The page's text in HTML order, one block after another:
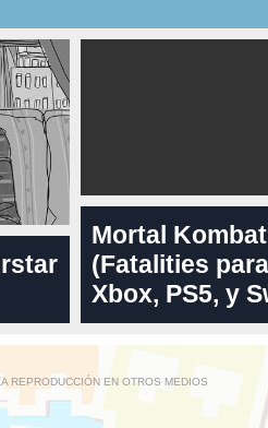
Mortal
(Fatalities
Xbox, PS5, y
REPRODUCCIÓN EN OTROS MEDIOS